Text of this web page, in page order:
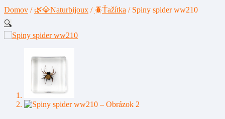
Domov / 🌿💎Naturbijoux / 🪲Ťažítka / Spiny spider ww210
🔍